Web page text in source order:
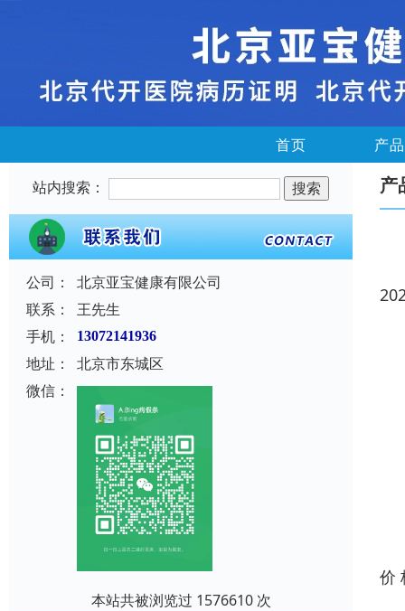
首页 产
站内搜索：
公司：
北京亚宝健康有限公司
联系：
王先生
手机：
13072141936
地址：
北京市东城区
微信：
本站共被浏览过 1576610 次
产
价